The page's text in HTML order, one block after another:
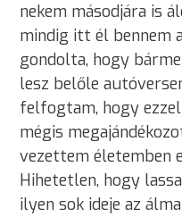
nekem másodjára is
mindig itt él bennem
gondolta, hogy
lesz belőle
felfogtam, hogy
mégis
vezettem életemben
Hihetetlen, hogy
ilyen sok ideje az